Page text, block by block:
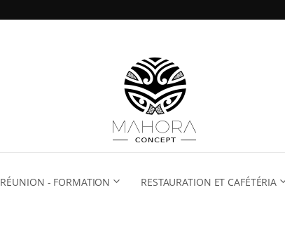
RÉUNION - FORMATION RESTAURATION ET CAFÉTÉRIA